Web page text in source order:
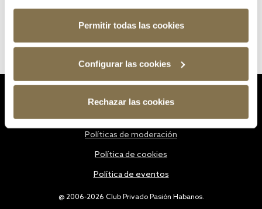
Permitir todas las cookies
Configurar las cookies
Rechazar las cookies
@ 2006-2026 Club Privado Pasión Habanos.
Políticas de moderación
Política de cookies
Política de eventos